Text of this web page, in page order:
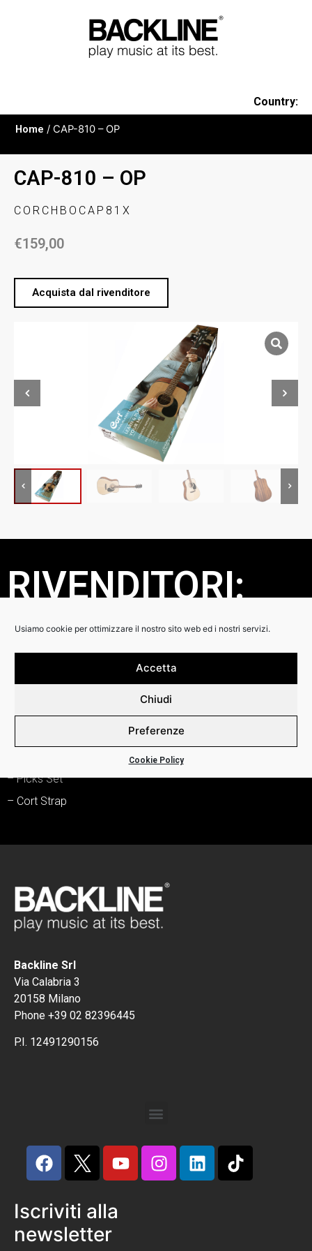
Usiamo cookie per ottimizzare il nostro sito web ed i nostri servizi.
Accetta
Chiudi
Preferenze
Cookie Policy
Country:
Home / CAP-810 – OP
CAP-810 – OP
CORCHBOCAP81X
€159,00
Acquista dal rivenditore
RIVENDITORI:
DETTAGLI:
– Cort AD810 OP Acoustic Guitar
– Picks Set
– Cort Strap
Backline Srl
Via Calabria 3
20158 Milano
Phone +39 02 82396445
P.I. 12491290156
Iscriviti alla
newsletter